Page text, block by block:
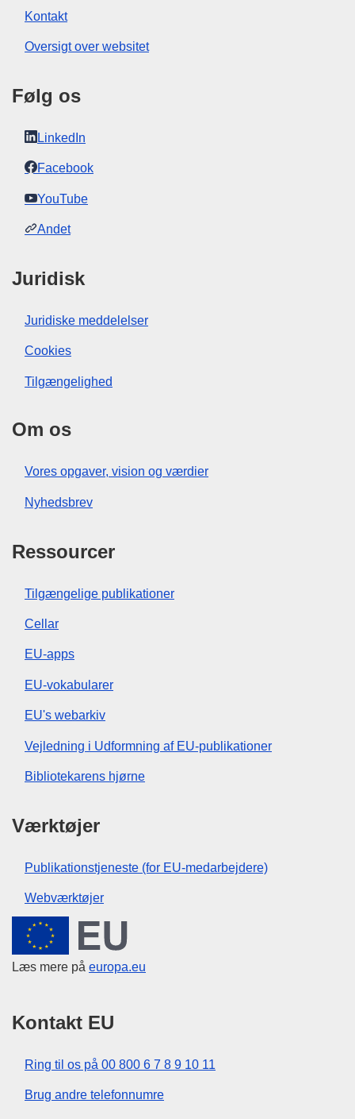
Kontakt
Oversigt over websitet
Følg os
LinkedIn
Facebook
YouTube
Andet
Juridisk
Juridiske meddelelser
Cookies
Tilgængelighed
Om os
Vores opgaver, vision og værdier
Nyhedsbrev
Ressourcer
Tilgængelige publikationer
Cellar
EU-apps
EU-vokabularer
EU's webarkiv
Vejledning i Udformning af EU-publikationer
Bibliotekarens hjørne
Værktøjer
Publikationstjeneste (for EU-medarbejdere)
Webværktøjer
Den Europæiske Union
Læs mere på europa.eu
Kontakt EU
Ring til os på 00 800 6 7 8 9 10 11
Brug andre telefonnumre